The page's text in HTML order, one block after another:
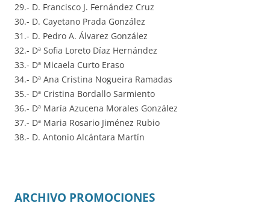
29.- D. Francisco J. Fernández Cruz
30.- D. Cayetano Prada González
31.- D. Pedro A. Álvarez González
32.- Dª Sofia Loreto Díaz Hernández
33.- Dª Micaela Curto Eraso
34.- Dª Ana Cristina Nogueira Ramadas
35.- Dª Cristina Bordallo Sarmiento
36.- Dª María Azucena Morales González
37.- Dª Maria Rosario Jiménez Rubio
38.- D. Antonio Alcántara Martín
ARCHIVO PROMOCIONES